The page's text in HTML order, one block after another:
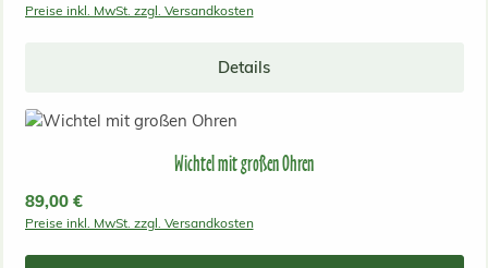
Preise inkl. MwSt. zzgl. Versandkosten
Details
Wichtel mit großen Ohren
Regulärer Preis:
89,00 €
Preise inkl. MwSt. zzgl. Versandkosten